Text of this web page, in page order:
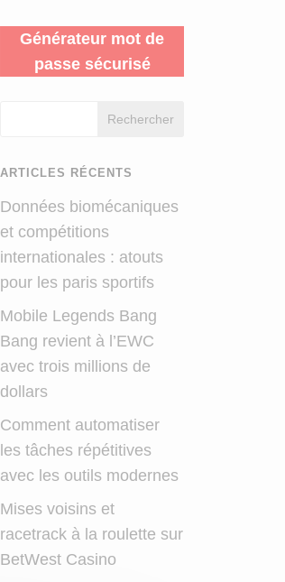
Générateur mot de
passe sécurisé
Rechercher
ARTICLES RÉCENTS
Données biomécaniques
et compétitions
internationales : atouts
pour les paris sportifs
Mobile Legends Bang
Bang revient à l’EWC
avec trois millions de
dollars
Comment automatiser
les tâches répétitives
avec les outils modernes
Mises voisins et
racetrack à la roulette sur
BetWest Casino